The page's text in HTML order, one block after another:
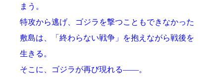
まう。
特攻から逃げ、ゴジラを撃つこともできなかった
敷島は、「終わらない戦争」を抱えながら戦後を
生きる。
そこに、ゴジラが再び現れる――。